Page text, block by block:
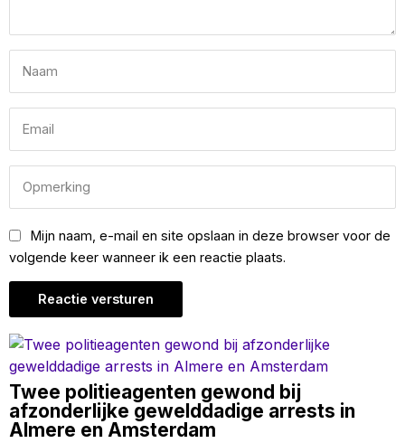
Mijn naam, e-mail en site opslaan in deze browser voor de
volgende keer wanneer ik een reactie plaats.
Twee politieagenten gewond bij
afzonderlijke gewelddadige arrests in
Almere en Amsterdam